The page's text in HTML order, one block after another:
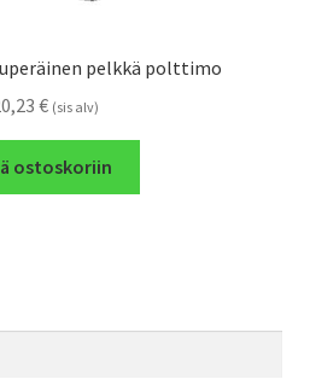
pelkkä polttimo
€ (sis alv)
ostoskoriin